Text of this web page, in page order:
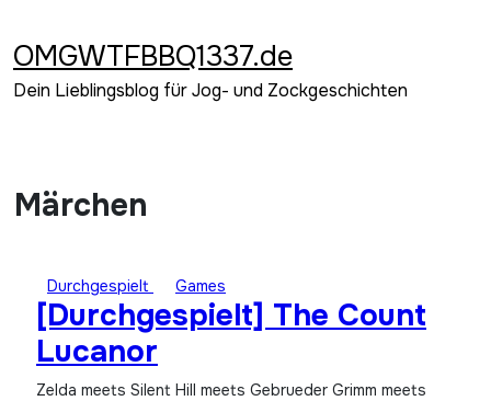
springen
OMGWTFBBQ1337.de
Dein Lieblingsblog für Jog- und Zockgeschichten
Märchen
Durchgespielt Games
[Durchgespielt] The Count
Lucanor
Zelda meets Silent Hill meets Gebrueder Grimm meets